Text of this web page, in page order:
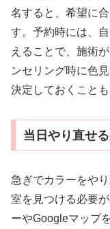
名すると、希望に
す。予約時には、
えることで、施術
ンセリング時に色
決定しておくことも
当日やり直せ
急ぎでカラーをや
室を見つける必要
ーやGoogleマップ